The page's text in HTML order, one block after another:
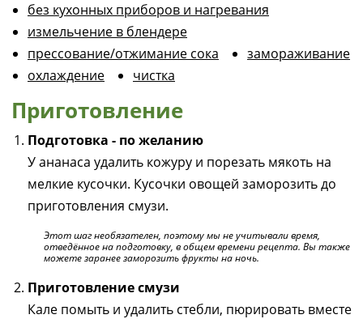
без кухонных приборов и нагревания
измельчение в блендере
прессование/отжимание сока
замораживание
охлаждение
чистка
Приготовление
Подготовка - по желанию
У ананаса удалить кожуру и порезать мякоть на
мелкие кусочки. Кусочки овощей заморозить до
приготовления смузи.
Этот шаг необязателен, поэтому мы не учитывали время,
отведённое на подготовку, в общем времени рецепта. Вы также
можете заранее заморозить фрукты на ночь.
Приготовление смузи
Кале помыть и удалить стебли, пюрировать вместе